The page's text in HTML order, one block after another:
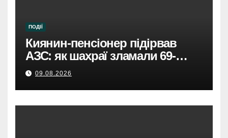
ПОДІЇ
Киянин-пенсіонер підірвав
АЗС: як шахраї зламали 69-
річного чоловіка.
09.08.2026